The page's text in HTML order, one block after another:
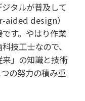
タルが普及して
aided design）
す。やはり作業
技工士なので、
」の知識と技術
の努力の積み重